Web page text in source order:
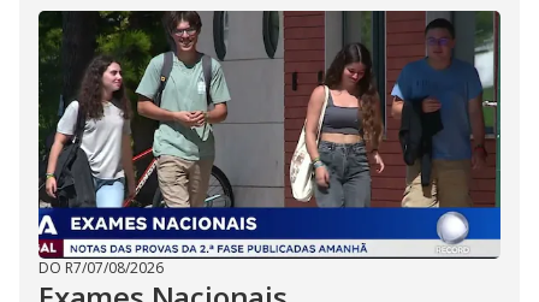
DO R7/07/08/2026